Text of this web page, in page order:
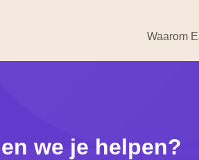
Waarom
we je helpen?